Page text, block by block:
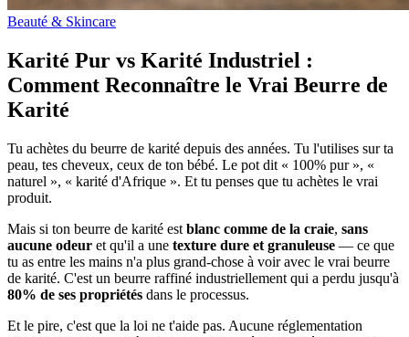
Beauté & Skincare
Karité Pur vs Karité Industriel :
Comment Reconnaître le Vrai Beurre de
Karité
Tu achètes du beurre de karité depuis des années. Tu l'utilises sur ta
peau, tes cheveux, ceux de ton bébé. Le pot dit « 100% pur », «
naturel », « karité d'Afrique ». Et tu penses que tu achètes le vrai
produit.
Mais si ton beurre de karité est blanc comme de la craie, sans
aucune odeur et qu'il a une texture dure et granuleuse — ce que
tu as entre les mains n'a plus grand-chose à voir avec le vrai beurre
de karité. C'est un beurre raffiné industriellement qui a perdu jusqu'à
80% de ses propriétés dans le processus.
Et le pire, c'est que la loi ne t'aide pas. Aucune réglementation